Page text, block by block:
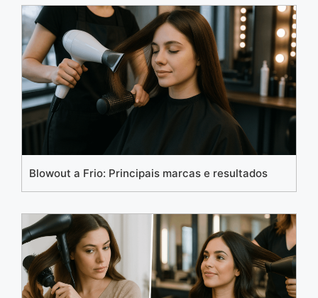
Blowout a Frio: Principais marcas e resultados